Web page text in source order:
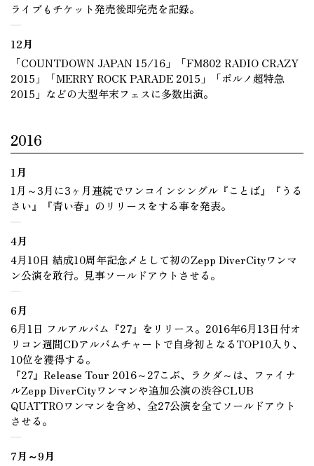
ライブもチケット発売後即完売を記録。
12月
「COUNTDOWN JAPAN 15/16」「FM802 RADIO CRAZY
2015」「MERRY ROCK PARADE 2015」「ポルノ超特急
2015」などの大型年末フェスに多数出演。
2016
1月
1月～3月に3ヶ月連続でワンコインシングル『ことば』『うる
さい』『青い春』のリリースをする事を発表。
4月
4月10日 結成10周年記念〆として初のZepp DiverCityワンマ
ン公演を敢行。見事ソールドアウトさせる。
6月
6月1日 フルアルバム『27』をリリース。2016年6月13日付オ
リコン週間CDアルバムチャートで自身初となるTOP10入り、
10位を獲得する。
『27』Release Tour 2016～27こぶ、ラクダ～は、ファイナ
ルZepp DiverCityワンマンや追加公演の渋谷CLUB
QUATTROワンマンを含め、全27公演を全てソールドアウト
させる。
7月～9月